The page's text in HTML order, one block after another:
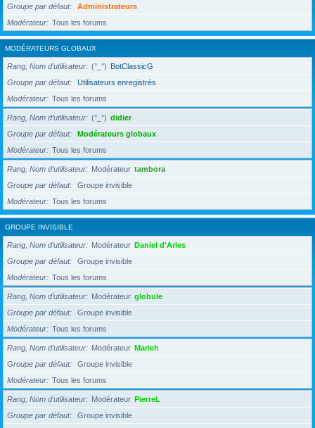
Groupe par défaut
Administrateurs
Modérateur
Tous les forums
MODÉRATEURS GLOBAUX
Rang, Nom d’utilisateur (°_°) BotClassicG
Groupe par défaut
Utilisateurs enregistrés
Modérateur
Tous les forums
Rang, Nom d’utilisateur (°_°) didier
Groupe par défaut
Modérateurs globaux
Modérateur
Tous les forums
Rang, Nom d’utilisateur Modérateur tambora
Groupe par défaut
Groupe invisible
Modérateur
Tous les forums
GROUPE INVISIBLE
Rang, Nom d’utilisateur Modérateur Daniel d'Arles
Groupe par défaut
Groupe invisible
Modérateur
Tous les forums
Rang, Nom d’utilisateur Modérateur globule
Groupe par défaut
Groupe invisible
Modérateur
Tous les forums
Rang, Nom d’utilisateur Modérateur Marieh
Groupe par défaut
Groupe invisible
Modérateur
Tous les forums
Rang, Nom d’utilisateur Modérateur PierreL
Groupe par défaut
Groupe invisible